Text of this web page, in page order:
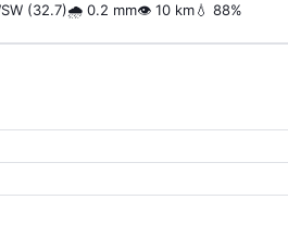
(32.7)🌧 0.2 mm👁 10 km💧 88%